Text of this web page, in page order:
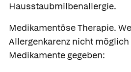
Hausstaubmilbenallergie.
Medikamentöse Therapie.
Allergenkarenz nicht
Medikamente gegeben: